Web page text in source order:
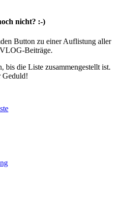
nicht? :-)
Button zu einer Auflistung aller
Beiträge.
bis die Liste zusammengestellt ist.
Geduld!